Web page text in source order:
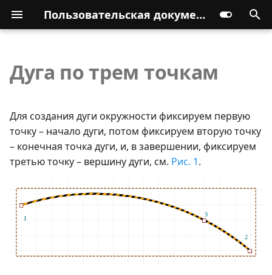
Пользовательская документация
Дуга по трем точкам
Для создания дуги окружности фиксируем первую
точку – начало дуги, потом фиксируем вторую точку
– конечная точка дуги, и, в завершении, фиксируем
третью точку – вершину дуги, см. Рис. 1.